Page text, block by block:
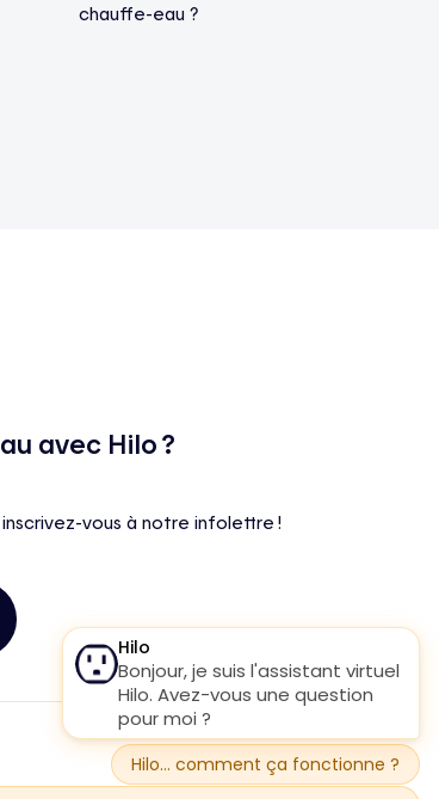
chauffe-eau ?
avec Hilo ?
inscrivez-vous à notre infolettre !